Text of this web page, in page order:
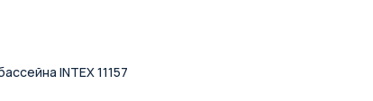
INTEX 11157